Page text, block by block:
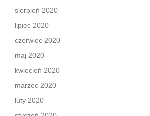
sierpień 2020
lipiec 2020
czerwiec 2020
maj 2020
kwiecień 2020
marzec 2020
luty 2020